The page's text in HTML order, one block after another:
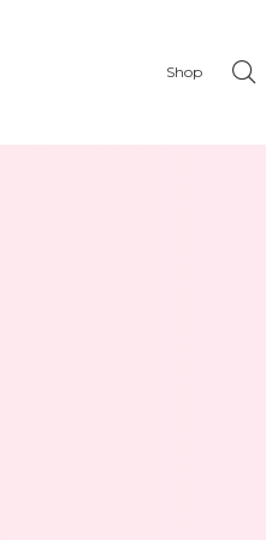
Shop